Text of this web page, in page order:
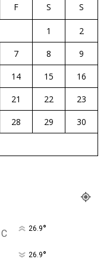
F S S
1
2
7 8
9
14 15
16
21 22
23
28 29
30
C 26.9°
26.9°